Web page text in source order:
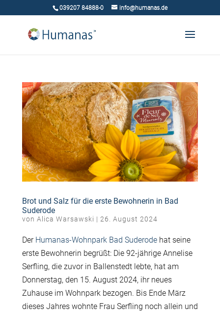
039207 84888-0 info@humanas.de
Brot und Salz für die erste Bewohnerin in Bad
Suderode
von Alica Warsawski | 26. August 2024
DerHumanas-Wohnpark Bad Suderodehat seine
erste Bewohnerin begrüßt: Die 92-jährige Annelise
Serfling, die zuvor in Ballenstedt lebte, hat am
Donnerstag, den 15. August 2024, ihr neues
Zuhause im Wohnpark bezogen. Bis Ende März
dieses Jahres wohnte Frau Serfling noch allein und